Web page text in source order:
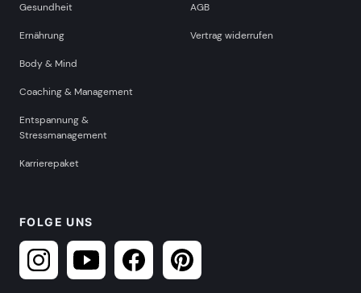
Gesundheit
Ernährung
Body & Mind
Coaching & Management
Entspannung &
Stressmanagement
Karrierepaket
AGB
Vertrag widerrufen
FOLGE UNS